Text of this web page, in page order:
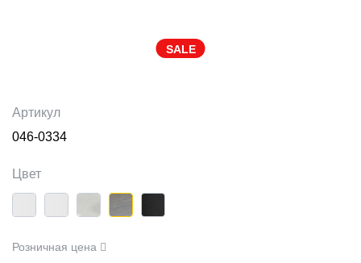
SALE
Артикул
046-0334
Цвет
Розничная цена